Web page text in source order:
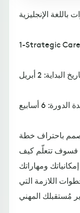
باللغة الإنجليزية
1-Strategic
البداية: 2 أبريل
الدورة: 6 أسابيع
باحتراف خطة
فسوف تتعلّم كيف
ومهاراتك
اللازمة التي